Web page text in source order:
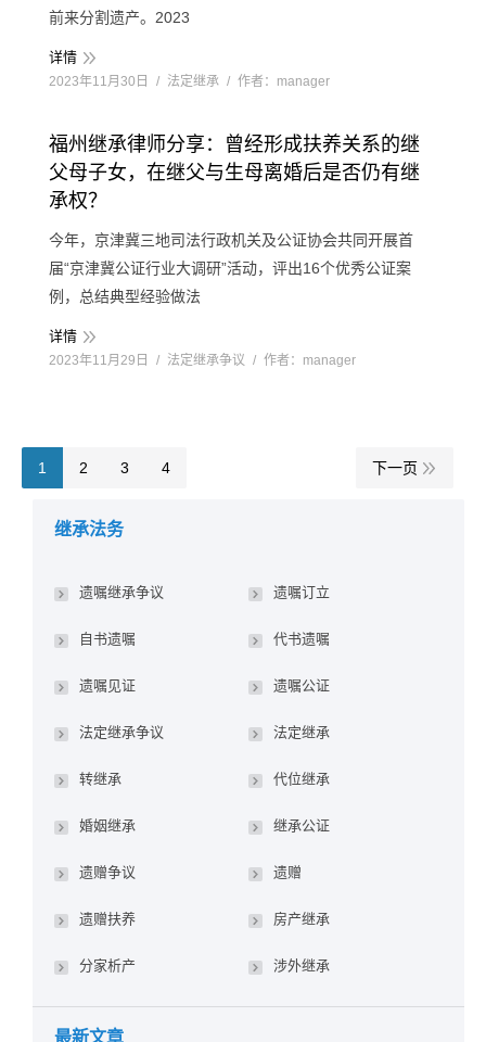
前来分割遗产。2023
详情
2023年11月30日 法定继承 作者： manager
福州继承律师分享：曾经形成扶养关系的继
父母子女，在继父与生母离婚后是否仍有继
承权？
今年，京津冀三地司法行政机关及公证协会共同开展首
届“京津冀公证行业大调研”活动，评出16个优秀公证案
例，总结典型经验做法
详情
2023年11月29日 法定继承争议 作者： manager
1 2 3 4 下一页
继承法务
遗嘱继承争议 遗嘱订立
自书遗嘱 代书遗嘱
遗嘱见证 遗嘱公证
法定继承争议 法定继承
转继承 代位继承
婚姻继承 继承公证
遗赠争议 遗赠
遗赠扶养 房产继承
分家析产 涉外继承
最新文章